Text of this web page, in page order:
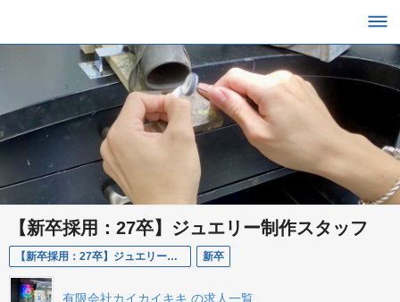
【新卒採用：27卒】ジュエリー制作スタッフ
【新卒採用：27卒】ジュエリー制作スタッフ 新卒
有限会社カイカイキキ の求人一覧